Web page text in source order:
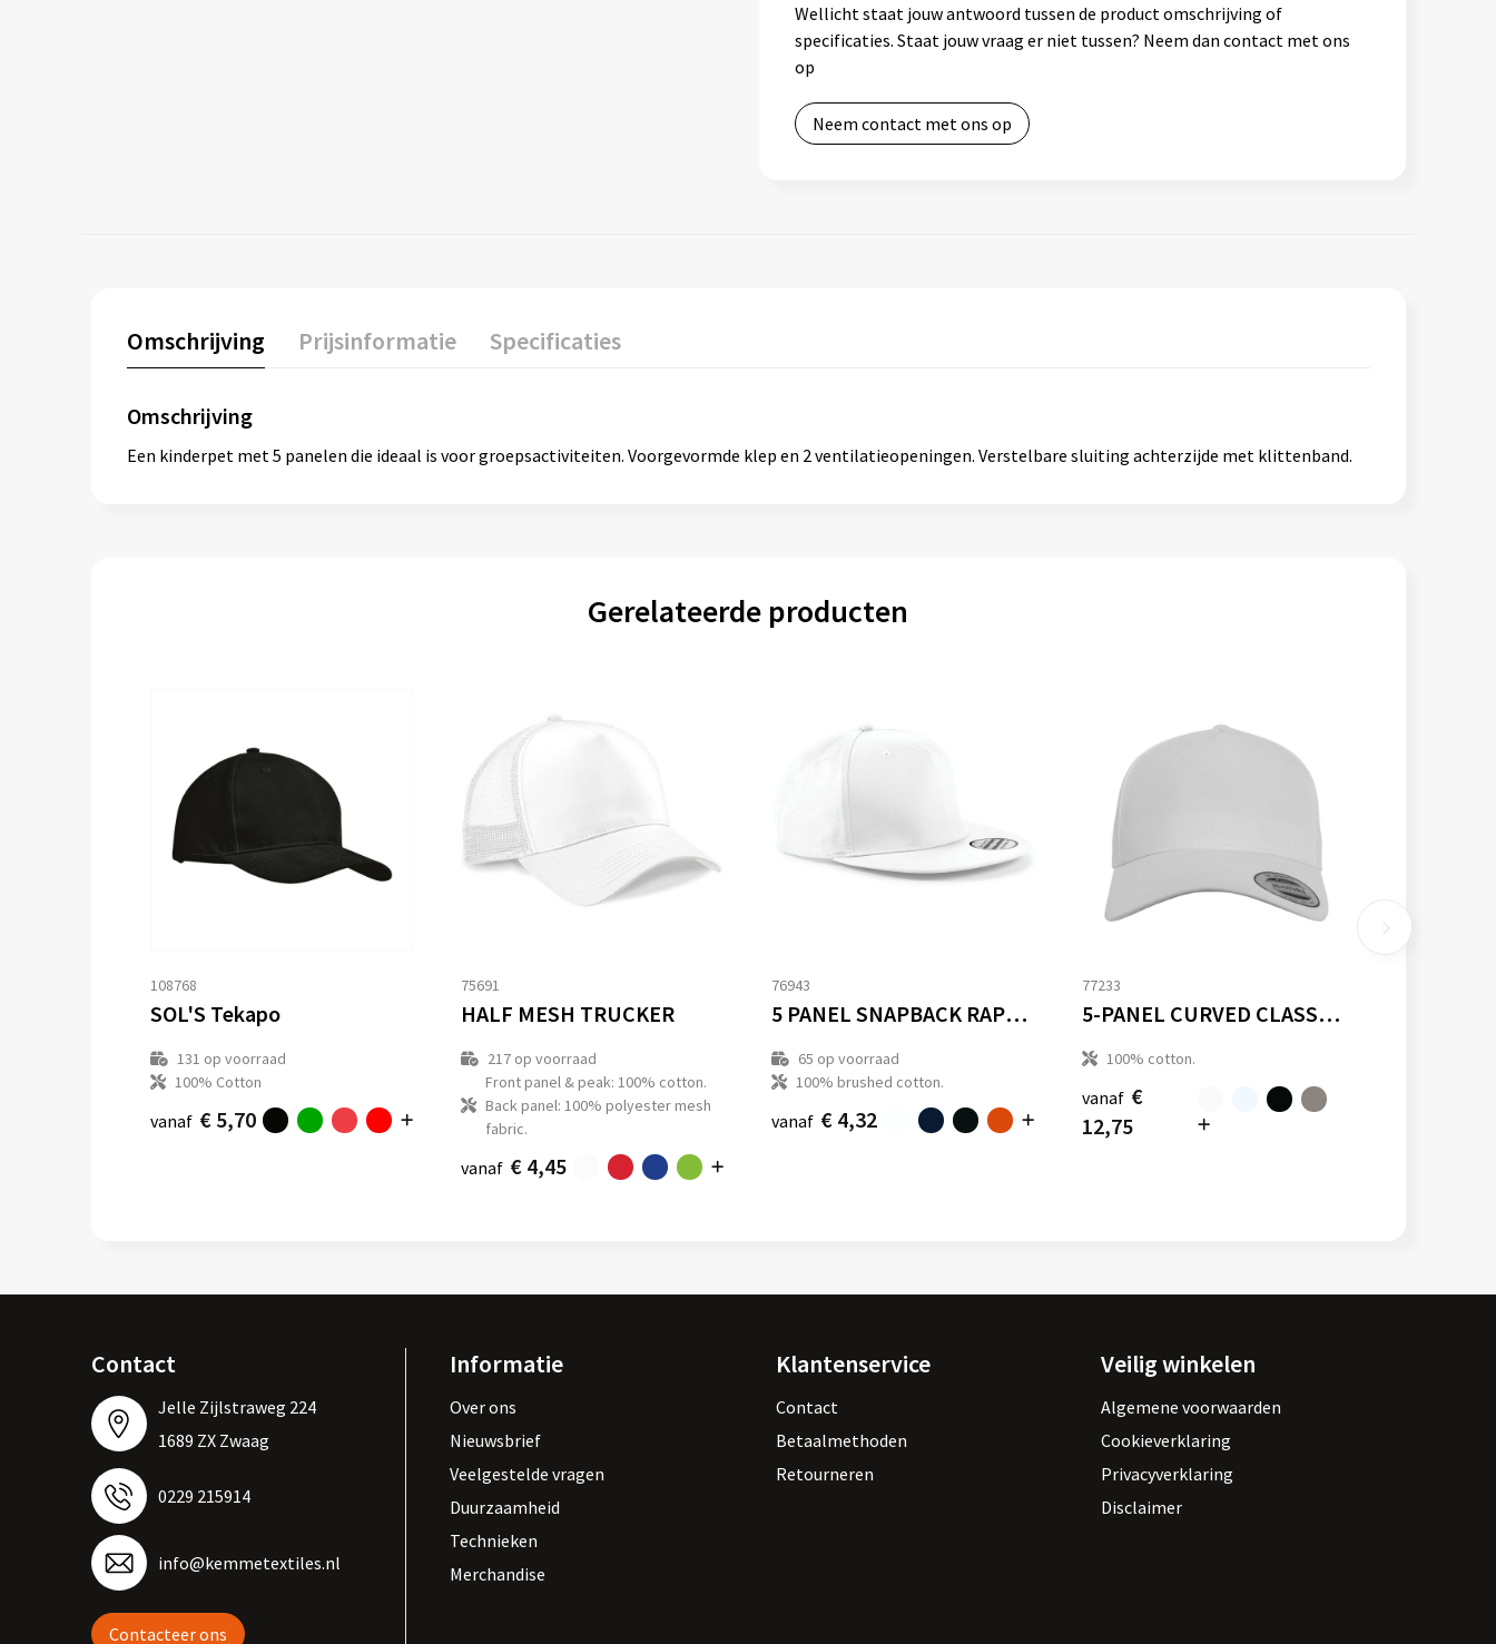
Wellicht staat jouw antwoord tussen de product omschrijving of
specificaties. Staat jouw vraag er niet tussen? Neem dan contact met ons
op
Neem contact met ons op
Omschrijving Prijsinformatie Specificaties
Omschrijving
Een kinderpet met 5 panelen die ideaal is voor groepsactiviteiten. Voorgevormde klep en 2 ventilatieopeningen. Verstelbare sluiting achterzijde met klittenband.
Gerelateerde producten
108768
SOL'S Tekapo
131 op voorraad
100% Cotton
vanaf € 5,70
75691
HALF MESH TRUCKER
217op voorraad
Front panel & peak: 100% cotton.
Back panel: 100% polyester mesh
fabric.
vanaf € 4,45
76943
5 PANEL SNAPBACK RAPPER CAP
65 op voorraad
100% brushed cotton.
vanaf € 4,32
77233
5-PANEL CURVED CLASSIC SNAPBACK
100% cotton.
vanaf €
12,75
Contact
Jelle Zijlstraweg 224
1689 ZX Zwaag
0229 215914
info@kemmetextiles.nl
Contacteer ons
Informatie
Over ons
Nieuwsbrief
Veelgestelde vragen
Duurzaamheid
Technieken
Merchandise
Klantenservice
Contact
Betaalmethoden
Retourneren
Veilig winkelen
Algemene voorwaarden
Cookieverklaring
Privacyverklaring
Disclaimer